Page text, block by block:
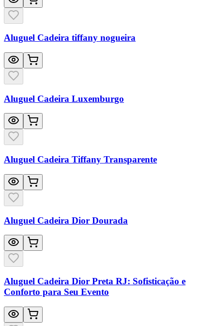
Aluguel Cadeira tiffany nogueira
Aluguel Cadeira Luxemburgo
Aluguel Cadeira Tiffany Transparente
Aluguel Cadeira Dior Dourada
Aluguel Cadeira Dior Preta RJ: Sofisticação e
Conforto para Seu Evento